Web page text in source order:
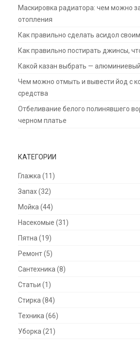
Маскировка радиатора: чем можно
отопления
Как правильно сделать асидол
Как правильно постирать джинсы,
Какой казан выбрать —
Чем можно отмыть и вывести йод с
средства
Отбеливание белого полинявшего
черном платье
КАТЕГОРИИ
Глажка (11)
Запах(32)
Мойка (44)
Насекомые (31)
Пятна (19)
Ремонт(5)
Сантехника (8)
Статьи (1)
Стирка (84)
Техника (66)
Уборка (21)